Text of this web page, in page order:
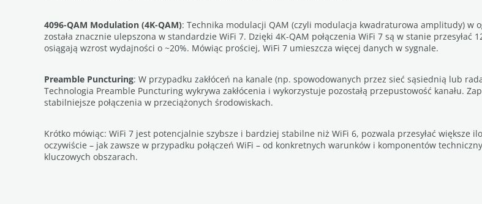
4096-QAM Modulation (4K-QAM): Technika modulacji QAM (czyli modulacja kwadraturowa amplitudy) w
została znacznie ulepszona w standardzie WiFi 7. Dzięki 4K-QAM połączenia WiFi 7 są w stanie
osiągają wzrost wydajności o ~20%. Mówiąc prościej, WiFi 7 umieszcza więcej danych w sygnale.
Preamble Puncturing: W przypadku zakłóceń na kanale (np. spowodowanych przez sieć sąsiednią lub
Technologia Preamble Puncturing wykrywa zakłócenia i wykorzystuje pozostałą przepustowość kanału.
stabilniejsze połączenia w przeciążonych środowiskach.
Krótko mówiąc: WiFi 7 jest potencjalnie szybsze i bardziej stabilne niż WiFi 6, pozwala przesyłać większe
oczywiście – jak zawsze w przypadku połączeń WiFi – od konkretnych warunków i komponentów
kluczowych obszarach.